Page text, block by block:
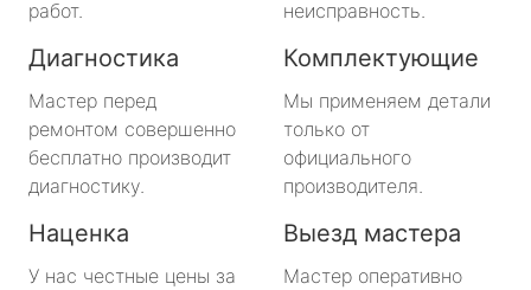
работ.
неисправность.
Диагностика
Мастер перед
ремонтом совершенно
бесплатно производит
диагностику.
Комплектующие
Мы применяем детали
только от
официального
производителя.
Наценка
У нас честные цены за
Выезд мастера
Мастер оперативно